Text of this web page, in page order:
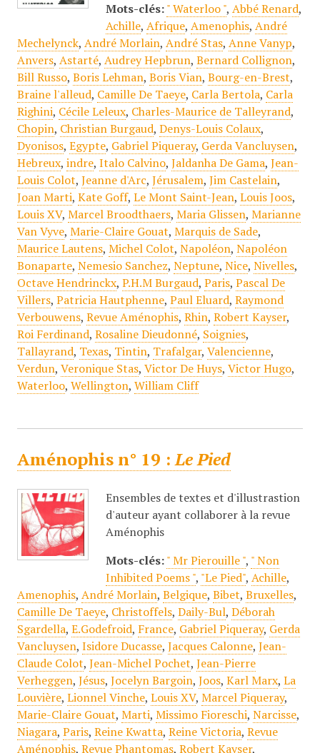
Mots-clés: " Waterloo ", Abbé Renard,
Achille, Afrique, Amenophis, André
Mechelynck, André Morlain, André Stas, Anne Vanyp,
Anvers, Astarté, Audrey Hepbrun, Bernard Collignon,
Bill Russo, Boris Lehman, Boris Vian, Bourg-en-Brest,
Braine l'alleud, Camille De Taeye, Carla Bertola, Carla
Righini, Cécile Leleux, Charles-Maurice de Talleyrand,
Chopin, Christian Burgaud, Denys-Louis Colaux,
Dyonisos, Egypte, Gabriel Piqueray, Gerda Vancluysen,
Hebreux, indre, Italo Calvino, Jaldanha De Gama, Jean-
Louis Colot, Jeanne d'Arc, Jérusalem, Jim Castelain,
Joan Marti, Kate Goff, Le Mont Saint-Jean, Louis Joos,
Louis XV, Marcel Broodthaers, Maria Glissen, Marianne
Van Vyve, Marie-Claire Gouat, Marquis de Sade,
Maurice Lautens, Michel Colot, Napoléon, Napoléon
Bonaparte, Nemesio Sanchez, Neptune, Nice, Nivelles,
Octave Hendrinckx, P.H.M Burgaud, Paris, Pascal De
Villers, Patricia Hautphenne, Paul Eluard, Raymond
Verbouwens, Revue Aménophis, Rhin, Robert Kayser,
Roi Ferdinand, Rosaline Dieudonné, Soignies,
Tallayrand, Texas, Tintin, Trafalgar, Valencienne,
Verdun, Veronique Stas, Victor De Huys, Victor Hugo,
Waterloo, Wellington, William Cliff
Aménophis n° 19 :Le Pied
Ensembles de textes et d'illustrastion
d'auteur ayant collaborer à la revue
Aménophis
Mots-clés: " Mr Pierouille ", " Non
Inhibited Poems ", "Le Pied", Achille,
Amenophis, André Morlain, Belgique, Bibet, Bruxelles,
Camille De Taeye, Christoffels, Daily-Bul, Déborah
Sgardella, E.Godefroid, France, Gabriel Piqueray, Gerda
Vancluysen, Isidore Ducasse, Jacques Calonne, Jean-
Claude Colot, Jean-Michel Pochet, Jean-Pierre
Verheggen, Jésus, Jocelyn Bargoin, Joos, Karl Marx, La
Louvière, Lionnel Vinche, Louis XV, Marcel Piqueray,
Marie-Claire Gouat, Marti, Missimo Fioreschi, Narcisse,
Niagara, Paris, Reine Kwatta, Reine Victoria, Revue
Aménophis, Revue Phantomas, Robert Kayser,